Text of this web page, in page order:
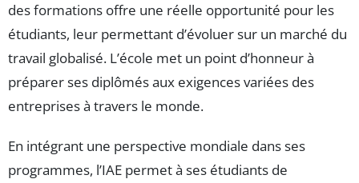
des formations offre une réelle opportunité pour les
étudiants, leur permettant d’évoluer sur un marché du
travail globalisé. L’école met un point d’honneur à
préparer ses diplômés aux exigences variées des
entreprises à travers le monde.
En intégrant une perspective mondiale dans ses
programmes, l’IAE permet à ses étudiants de